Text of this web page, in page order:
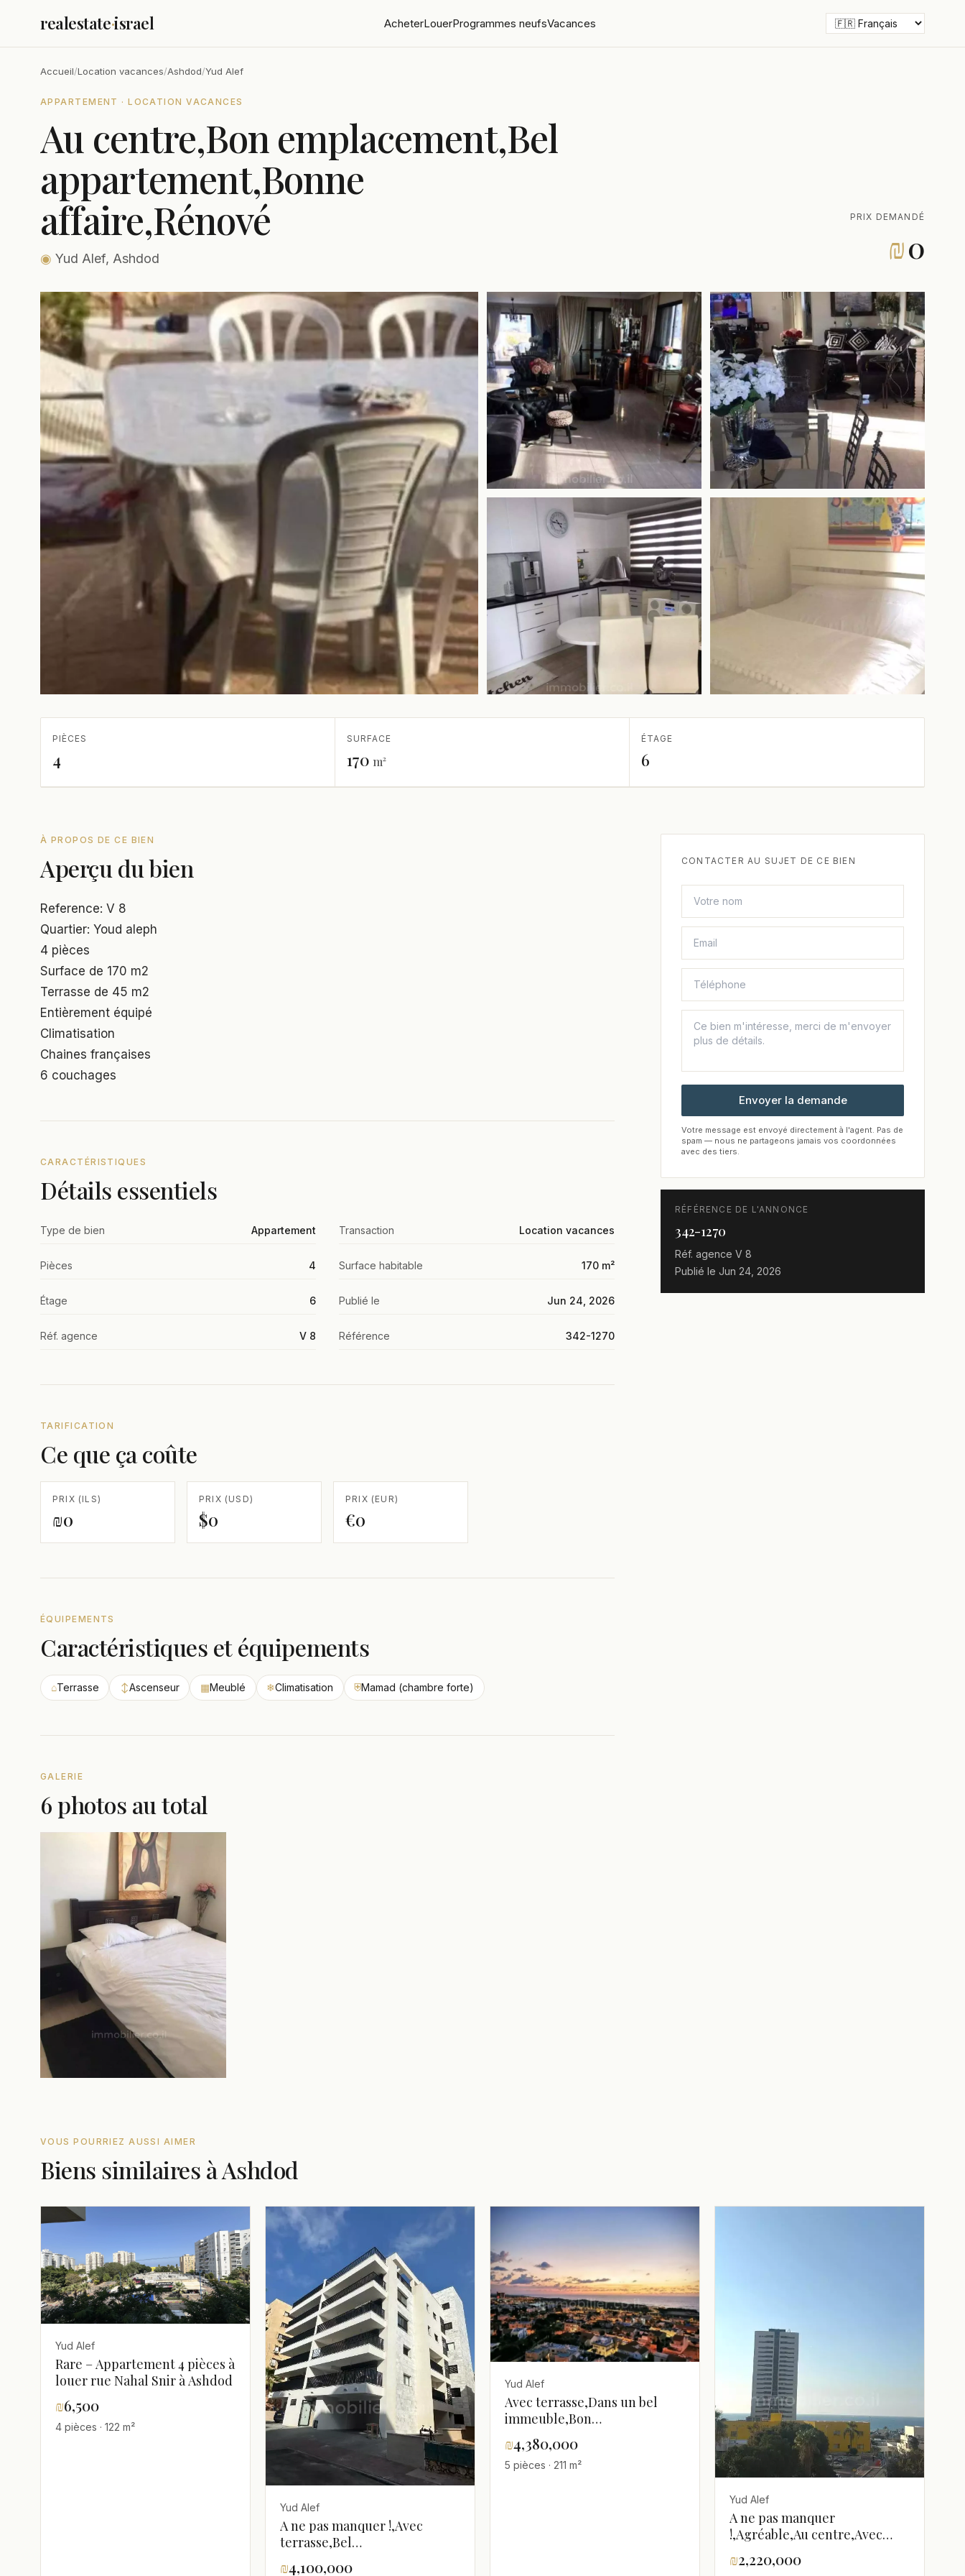
realestate·israel AcheterLouerProgrammes neufsVacances
Accueil/Location vacances/Ashdod/Yud Alef
APPARTEMENT · LOCATION VACANCES
Au centre,Bon emplacement,Bel
appartement,Bonne
affaire,Rénové
◉ Yud Alef, Ashdod
PRIX DEMANDÉ
₪0
PIÈCES
4
SURFACE
170 m²
ÉTAGE
6
À PROPOS DE CE BIEN
Aperçu du bien
Reference: V 8
Quartier: Youd aleph
4 pièces
Surface de 170 m2
Terrasse de 45 m2
Entièrement équipé
Climatisation
Chaines françaises
6 couchages
CARACTÉRISTIQUES
Détails essentiels
Type de bien Appartement Transaction Location vacances
Pièces 4 Surface habitable 170 m²
Étage 6 Publié le Jun 24, 2026
Réf. agence V 8 Référence 342-1270
TARIFICATION
Ce que ça coûte
PRIX (ILS)
₪0
PRIX (USD)
$0
PRIX (EUR)
€0
ÉQUIPEMENTS
Caractéristiques et équipements
⌂Terrasse ↕Ascenseur ▦Meublé ❄Climatisation ⛨Mamad (chambre forte)
GALERIE
6 photos au total
CONTACTER AU SUJET DE CE BIEN
Envoyer la demande
Votre message est envoyé directement à l'agent. Pas de
spam — nous ne partageons jamais vos coordonnées
avec des tiers.
RÉFÉRENCE DE L'ANNONCE
342-1270
Réf. agence V 8
Publié le Jun 24, 2026
VOUS POURRIEZ AUSSI AIMER
Biens similaires à Ashdod
Yud Alef
Rare – Appartement 4 pièces à
louer rue Nahal Snir à Ashdod
₪6,500
4 pièces · 122 m²
Yud Alef
A ne pas manquer !,Avec
terrasse,Bel
₪4,100,000
Yud Alef
Avec terrasse,Dans un bel
immeuble,Bon
emplacement,Proche de la
mer,Bien
agencé,Clair,spacieux,Bel
₪4,380,000
5 pièces · 211 m²
Yud Alef
A ne pas manquer
!,Agréable,Au centre,Avec
appartement,Bien
₪2,220,000